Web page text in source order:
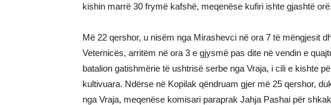
kishin marrë 30 frymë kafshë, meqenëse kufiri ishte gjashtë
Më 22 qershor, u nisëm nga Mirashevci në ora 7 të mëngjesit
Veternicës, arritëm në ora 3 e gjysmë pas dite në vendin e
batalion gatishmërie të ushtrisë serbe nga Vraja, i cili e kishte
kultivuara. Ndërse në Kopilak qëndruam gjer më 25 qershor,
nga Vraja, meqenëse komisari paraprak Jahja Pashai për